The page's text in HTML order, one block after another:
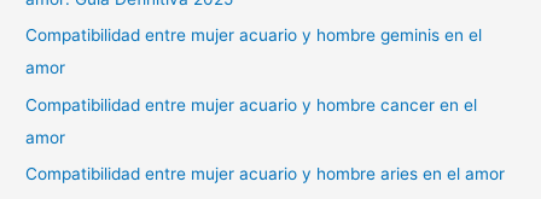
Compatibilidad entre mujer acuario y hombre geminis en el
amor
Compatibilidad entre mujer acuario y hombre cancer en el
amor
Compatibilidad entre mujer acuario y hombre aries en el amor